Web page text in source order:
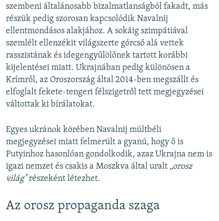
szembeni általánosabb bizalmatlanságból fakadt, más
részük pedig szorosan kapcsolódik Navalnij
ellentmondásos alakjához. A sokáig szimpátiával
szemlélt ellenzékit világszerte górcső alá vettek
rasszistának és idegengyűlölőnek tartott korábbi
kijelentései miatt. Ukrajnában pedig különösen a
Krímről, az Oroszország által 2014-ben megszállt és
elfoglalt fekete-tengeri félszigetről tett megjegyzései
váltottak ki bírálatokat.
Egyes ukránok körében Navalnij múltbéli
megjegyzései miatt felmerült a gyanú, hogy ő is
Putyinhoz hasonlóan gondolkodik, azaz Ukrajna nem is
igazi nemzet és csakis a Moszkva által uralt „orosz
világ"részeként létezhet.
Az orosz propaganda szaga